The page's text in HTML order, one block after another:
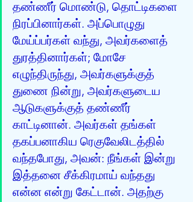
தண்ணீர் மொண்டு, தொட்டிகளை
நிரப்பினார்கள். அப்பொழுது
மேய்ப்பர்கள் வந்து, அவர்களைத்
துரத்தினார்கள்; மோசே
எழுந்திருந்து, அவர்களுக்குத்
துணை நின்று, அவர்களுடைய
ஆடுகளுக்குத் தண்ணீர்
காட்டினான். அவர்கள் தங்கள்
தகப்பனாகிய ரெகுவேலிடத்தில்
வந்தபோது, அவன்: நீங்கள் இன்று
இத்தனை சீக்கிரமாய் வந்தது
என்ன என்று கேட்டான். அதற்கு